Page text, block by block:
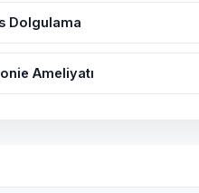
Dolgulama
Ameliyatı